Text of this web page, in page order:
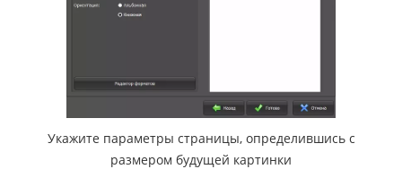
Укажите параметры страницы, определившись с
размером будущей картинки